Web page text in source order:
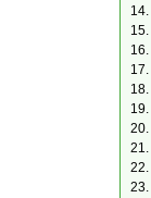
14.
15.
16.
17.
18.
19.
20.
21.
22.
23.